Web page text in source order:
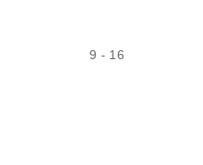
9 - 16